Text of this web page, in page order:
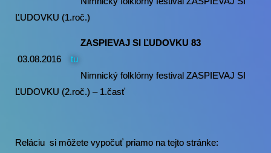
ĽUDOVKU (1.roč.)
ZASPIEVAJ SI ĽUDOVKU 83
03.08.2016 tu
Nimnický folklórny festival ZASPIEVAJ SI
ĽUDOVKU (2.roč.) – 1.časť
Reláciu si môžete vypočuť priamo na tejto stránke: